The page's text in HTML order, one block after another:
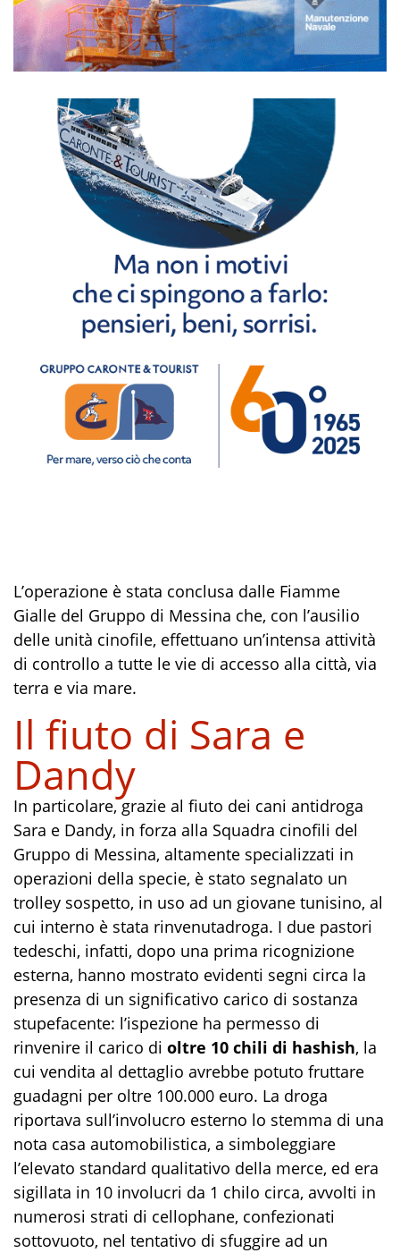
L’operazione è stata conclusa dalle Fiamme
Gialle del Gruppo di Messina che, con l’ausilio
delle unità cinofile, effettuano un’intensa attività
di controllo a tutte le vie di accesso alla città, via
terra e via mare.
Il fiuto di Sara e
Dandy
In particolare, grazie al fiuto dei cani antidroga
Sara e Dandy, in forza alla Squadra cinofili del
Gruppo di Messina, altamente specializzati in
operazioni della specie, è stato segnalato un
trolley sospetto, in uso ad un giovane tunisino, al
cui interno è stata rinvenutadroga. I due pastori
tedeschi, infatti, dopo una prima ricognizione
esterna, hanno mostrato evidenti segni circa la
presenza di un significativo carico di sostanza
stupefacente: l’ispezione ha permesso di
rinvenire il carico di oltre 10 chili di hashish, la
cui vendita al dettaglio avrebbe potuto fruttare
guadagni per oltre 100.000 euro. La droga
riportava sull’involucro esterno lo stemma di una
nota casa automobilistica, a simboleggiare
l’elevato standard qualitativo della merce, ed era
sigillata in 10 involucri da 1 chilo circa, avvolti in
numerosi strati di cellophane, confezionati
sottovuoto, nel tentativo di sfuggire ad un